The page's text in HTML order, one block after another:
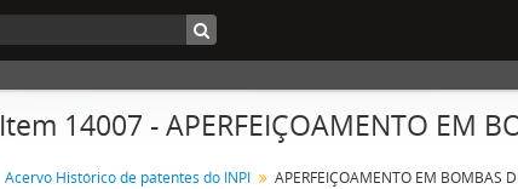
Item 14007 - APERFEIÇOAMENTO EM
Acervo Histórico de patentes do INPI